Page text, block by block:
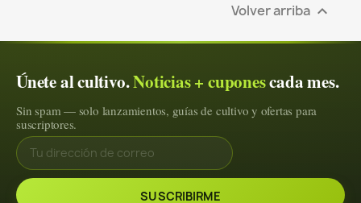
Volver arriba 
Únete al cultivo.Noticias + cuponescada mes.
Sin spam — solo lanzamientos, guías de cultivo y ofertas para
suscriptores.